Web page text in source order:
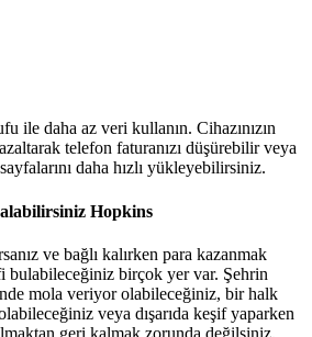
ile daha az veri kullanın. Cihazınızın
telefon faturanızı düşürebilir veya
daha hızlı yükleyebilirsiniz.
Hopkins
ve bağlı kalırken para kazanmak
bulabileceğiniz birçok yer var. Şehrin
mola veriyor olabileceğiniz, bir halk
veya dışarıda keşif yaparken
geri kalmak zorunda değilsiniz.